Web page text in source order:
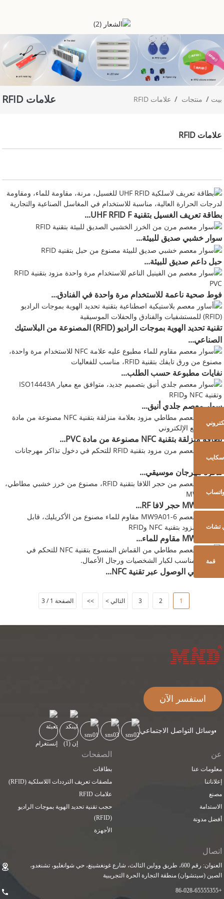
علامات RFID بيت منتجات علامات RFID
علامات RFID
بطاقة تعريف الغسيل بتقنية UHF RFID F...
سوار خشبي صديق للبيئة...
حبل داعم صديق للبيئة...
فوط صحية ناعمة للاستخدام مرة واحدة في الفنادق...
تقنية تحديد الهوية بموجات الراديو (RFID) المصنوعة من البلاستيك
الصناعي...
نفايات مطبوعة حسب الطلب...
سوار معصم جلدي أنيق...
بطاقة منزلقة بتقنية NFC مصنوعة من مادة PVC...
تذكرة مهرجان موسيقي...
MW9A01-1 حجر لافا RF...
MW9A01-6 مقاوم للماء...
التحكم في الوصول عبر تقنية NFC...
1
2
3 التالي > >> الصفحة 1 / 3
استفسر الآن
وسائل التواصل الاجتماعي
عن
معلومات عنا
إعلاناتنا
مصنع
الاستدامة
أفضل مدونة
الصفحات
بطاقات
ملصقات تعريف الترددات اللاسلكية (RFID)
علامات RFID
حجب تقنية تحديد الهوية بموجات الراديو
(RFID)
الأجهزة
اتصال
العنوان: رقم 600، طريق وولين الثالث، شارع غونغشينغ، حي شوانغليو، تشنغدو،
الصين (سيتشوان) منطقة التجارة الحرة التجريبية
+86-028-65555355
سكايب
تشات
قمة